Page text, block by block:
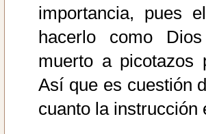
importancia, pues
hacerlo como
muerto a picotazos
Así que es cuestión
cuanto la instrucción